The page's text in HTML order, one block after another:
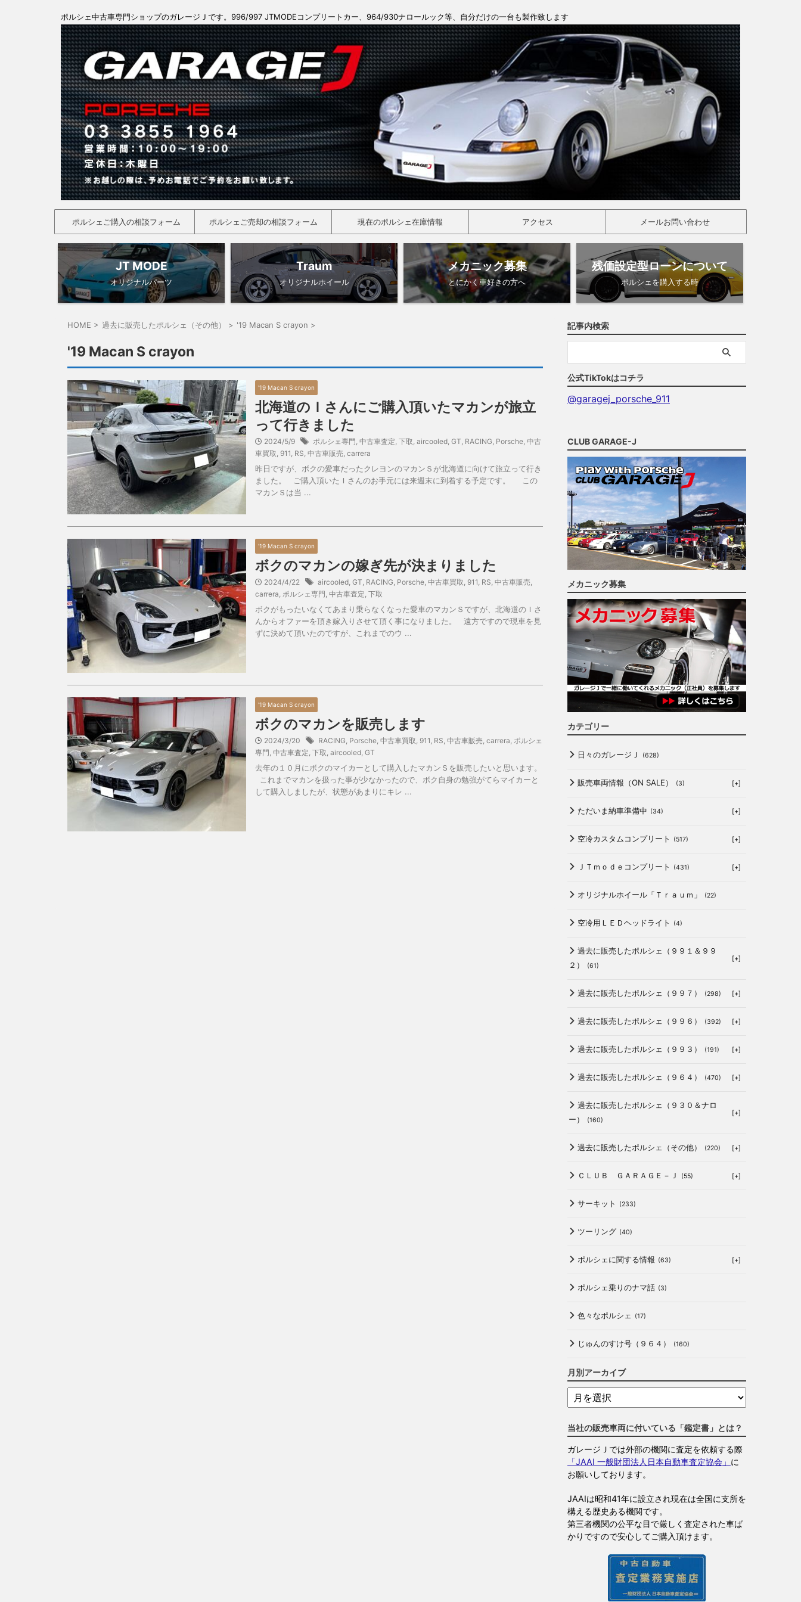
ポルシェ中古車専門ショップのガレージＪです。996/997 JTMODEコンプリートカー、964/930ナロールック等、自分だけの一台も製作致します
ポルシェご購入の相談フォーム ポルシェご売却の相談フォーム 現在のポルシェ在庫情報 アクセス メールお問い合わせ
JT MODE
オリジナルパーツ
Traum
オリジナルホイール
メカニック募集
とにかく車好きの方へ
残価設定型ローンについて
ポルシェを購入する時
HOME > 過去に販売したポルシェ（その他） > '19 Macan S crayon >
'19 Macan S crayon
'19 Macan S crayon
北海道のＩさんにご購入頂いたマカンが旅立
って行きました
2024/5/9 ポルシェ専門 中古車査定 下取 aircooled GT RACING Porsche 中古
車買取 911 RS 中古車販売 carrera
昨日ですが、ボクの愛車だったクレヨンのマカンＳが北海道に向けて旅立って行き
ました。 ご購入頂いたＩさんのお手元には来週末に到着する予定です。 この
マカンＳは当 ...
'19 Macan S crayon
ボクのマカンの嫁ぎ先が決まりました
2024/4/22 aircooled GT RACING Porsche 中古車買取 911 RS 中古車販売
carrera ポルシェ専門 中古車査定 下取
ボクがもったいなくてあまり乗らなくなった愛車のマカンＳですが、北海道のＩさ
んからオファーを頂き嫁入りさせて頂く事になりました。 遠方ですので現車を見
ずに決めて頂いたのですが、これまでのウ ...
'19 Macan S crayon
ボクのマカンを販売します
2024/3/20 RACING Porsche 中古車買取 911 RS 中古車販売 carrera ポルシェ
専門 中古車査定 下取 aircooled GT
去年の１０月にボクのマイカーとして購入したマカンＳを販売したいと思います。
これまでマカンを扱った事が少なかったので、ボク自身の勉強がてらマイカーと
して購入しましたが、状態があまりにキレ ...
記事内検索
公式TikTokはコチラ
@garagej_porsche_911
CLUB GARAGE-J
メカニック募集
カテゴリー
日々のガレージＪ (628)
販売車両情報（ON SALE） (3) [+]
ただいま納車準備中 (34) [+]
空冷カスタムコンプリート (517) [+]
ＪＴｍｏｄｅコンプリート (431) [+]
オリジナルホイール「Ｔｒａｕｍ」 (22)
空冷用ＬＥＤヘッドライト (4)
過去に販売したポルシェ（９９１＆９９
２）
(61)
[+]
過去に販売したポルシェ（９９７） (298) [+]
過去に販売したポルシェ（９９６） (392) [+]
過去に販売したポルシェ（９９３） (191) [+]
過去に販売したポルシェ（９６４） (470) [+]
過去に販売したポルシェ（９３０＆ナロ
ー）
(160)
[+]
過去に販売したポルシェ（その他） (220) [+]
ＣＬＵＢ ＧＡＲＡＧＥ－Ｊ (55) [+]
サーキット (233)
ツーリング (40)
ポルシェに関する情報 (63) [+]
ポルシェ乗りのナマ話 (3)
色々なポルシェ (17)
じゅんのすけ号（９６４） (160)
月別アーカイブ
当社の販売車両に付いている「鑑定書」とは？
ガレージＪでは外部の機関に査定を依頼する際
「JAAI 一般財団法人日本自動車査定協会」 に
お願いしております。
JAAIは昭和41年に設立され現在は全国に支所を
構える歴史ある機関です。
第三者機関の公平な目で厳しく査定された車ば
かりですので安心してご購入頂けます。